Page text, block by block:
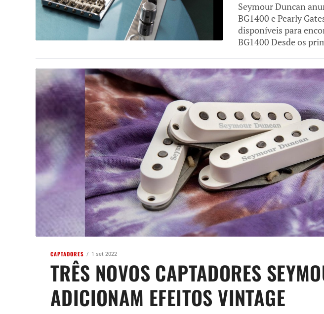
Seymour Duncan
BG1400 e Pearly
disponíveis para
BG1400 Desde os
CAPTADORES 1 set 2022
TRÊS NOVOS CAPTADORES
ADICIONAM EFEITOS VINTAGE